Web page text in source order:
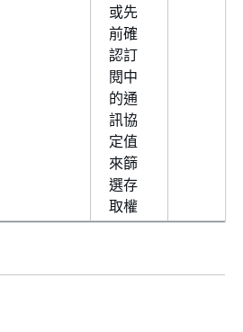
或先
前確
認訂
閱中
的通
訊協
定值
來篩
選存
取權